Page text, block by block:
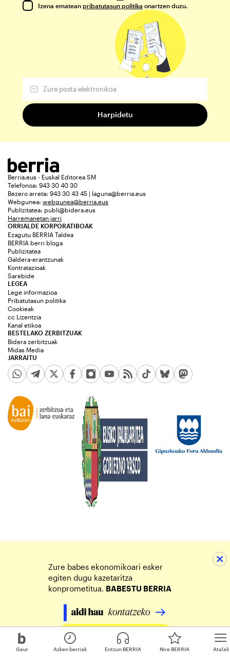
Gaur Atalak
Azken berriak Entzun BERRIA Nire BERRIA
Izena ematean pribatutasun politika onartzen duzu.
Berria.eus - Euskal Editorea SM
Telefonoa: 943 30 40 30
Bezero arreta: 943 30 43 45 | laguna@berria.eus
Webgunea: webgunea@berria.eus
Publizitatea: publi@bidera.eus
Harremanetan jarri
ORRIALDE KORPORATIBOAK
Ezagutu BERRIA Taldea
BERRIA berri bloga
Publizitatea
Galdera-erantzunak
Kontratazioak
Sarebide
JARRAITU
LEGEA
Lege informazioa
Pribatutasun politika
Cookieak
cc Lizentzia
Kanal etikoa
BESTELAKO ZERBITZUAK
Bidera zerbitzuak
Midas Media
Zure babes ekonomikoari esker
egiten dugu kazetaritza
konprometitua. BABESTU BERRIA
Egin zure ekarpena